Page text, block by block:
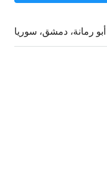
أبو رمانة، دمشق، سوريا